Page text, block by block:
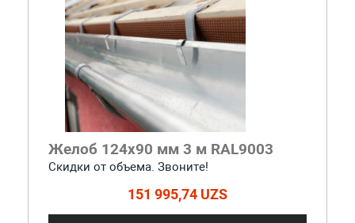
Желоб 124x90 мм 3 м RAL9003
Скидки от объема. Звоните!
151 995,74 UZS